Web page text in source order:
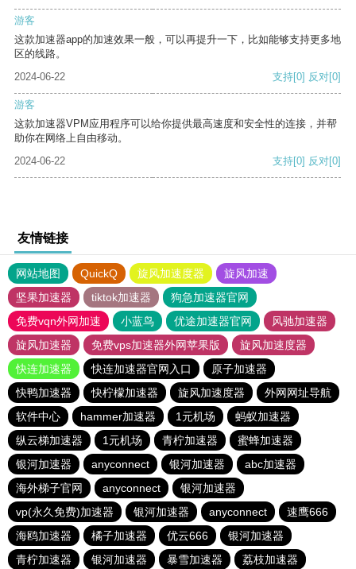
游客
这款加速器app的加速效果一般，可以再提升一下，比如能够支持更多地
区的线路。
2024-06-22
支持[0] 反对[0]
游客
这款加速器VPM应用程序可以给你提供最高速度和安全性的连接，并帮
助你在网络上自由移动。
2024-06-22
支持[0] 反对[0]
友情链接
网站地图 QuickQ 旋风加速度器
旋风加速
坚果加速器
tiktok加速器
狗急加速器官网
免费vqn外网加速
小蓝鸟 优途加速器官网
风驰加速器
旋风加速器
免费vps加速器外网苹果版
旋风加速度器
快连加速器
快连加速器官网入口
原子加速器
快鸭加速器
快柠檬加速器 旋风加速度器
外网网址导航
软件中心
hammer加速器 1元机场
蚂蚁加速器
纵云梯加速器
1元机场 青柠加速器
蜜蜂加速器
银河加速器
anyconnect 银河加速器
abc加速器
海外梯子官网
anyconnect
银河加速器
vp(永久免费)加速器
银河加速器 anyconnect
速鹰666
海鸥加速器
橘子加速器 优云666
银河加速器
青柠加速器
银河加速器 暴雪加速器 荔枝加速器